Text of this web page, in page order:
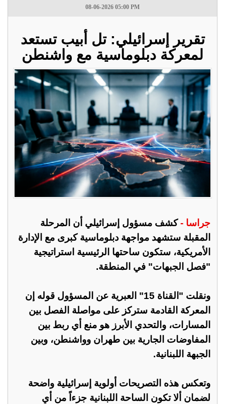
08-06-2026 05:00 PM
تقرير إسرائيلي: تل أبيب تستعد
لمعركة دبلوماسية مع واشنطن
جراسا - كشف مسؤول إسرائيلي أن المرحلة
المقبلة ستشهد مواجهة دبلوماسية كبرى مع الإدارة
الأمريكية، ستكون ساحتها الرئيسية استراتيجية
"فصل الجبهات" في المنطقة.
ونقلت "القناة 15" العبرية عن المسؤول قوله إن
المعركة القادمة ستركز على مواصلة الفصل بين
المسارات، والتحدي الأبرز هو منع أي ربط بين
المفاوضات الجارية بين طهران وواشنطن، وبين
الجبهة اللبنانية.
وتعكس هذه التصريحات أولوية إسرائيلية واضحة
لضمان ألا تكون الساحة اللبنانية جزءاً من أي